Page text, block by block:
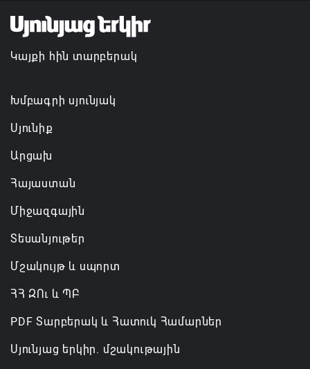
Ռուսաստանի բանակը «Իսկանդերով» հարվածել է
ուկրաինական գնացքին
07.08.2026 14:32
Կայքի հին տարբերակ
Խմբագրի սյունյակ
Սյունիք
Արցախ
Հայաստան
Միջազգային
Տեսանյութեր
Մշակույթ և սպորտ
ՀՀ ԶՈւ և ՊԲ
PDF Տարբերակ և Հատուկ Համարներ
Սյունյաց երկիր. մշակութային